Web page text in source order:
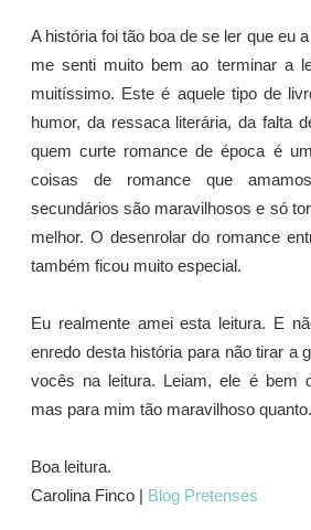
A história foi tão boa de se ler que eu
me senti muito bem ao terminar a
muitíssimo. Este é aquele tipo de
humor, da ressaca literária, da falta
quem curte romance de época é
coisas de romance que
secundários são maravilhosos e só
melhor. O desenrolar do romance
também ficou muito especial.
Eu realmente amei esta leitura. E
enredo desta história para não tirar a
vocês na leitura. Leiam, ele é bem
mas para mim tão maravilhoso quanto.
Boa leitura.
Carolina Finco | Blog Pretenses